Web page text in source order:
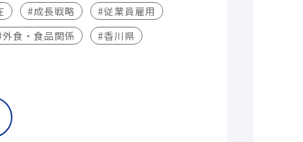
#成長戦略
#従業員雇用
外食・食品関係
#香川県